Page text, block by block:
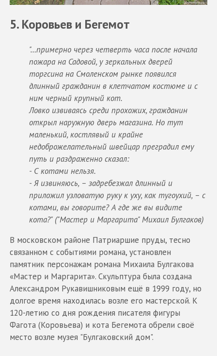
5. Коровьев и Бегемот
"…примерно через четверть часа после начала
пожара на Садовой, у зеркальных дверей
торгсина на Смоленском рынке появился
длинный гражданин в клетчатом костюме и с
ним черный крупный кот.
Ловко извиваясь среди прохожих, гражданин
открыл наружную дверь магазина. Но тут
маленький, костлявый и крайне
недоброжелательный швейцар преградил ему
путь и раздраженно сказал:
- С котами нельзя.
- Я извиняюсь, – задребезжал длинный и
приложил узловатую руку к уху, как тугоухий, – с
котами, вы говорите? А где же вы видите
кота?" ("Мастер и Маргарита" Михаил Булгаков)
В московском районе Патриаршие пруды, тесно
связанном с событиями романа, установлен
памятник персонажам романа Михаила Булгакова
«Мастер и Маргарита». Скульптура была создана
Александром Рукавишниковым ещё в 1999 году, но
долгое время находилась возле его мастерской. К
120-летию со дня рождения писателя фигуры
Фагота (Коровьева) и кота Бегемота обрели своё
место возле музея "Булгаковский дом".